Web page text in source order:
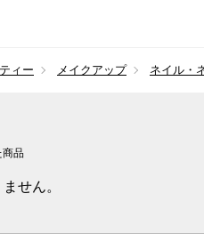
ィー メイクアップ ネイル・
商品
せん。